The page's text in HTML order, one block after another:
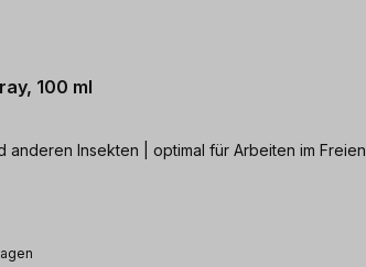
100 ml
Insekten | optimal für Arbeiten im Freien